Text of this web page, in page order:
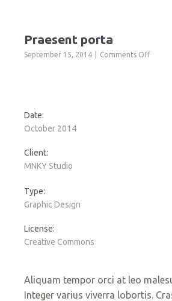
Praesent porta
September 15, 2014 Comments Offon
Date:
October 2014
Client:
MNKY Studio
Type:
Graphic Design
License:
Creative Commons
Aliquam tempor orci at leo
Integer varius viverra lobortis.